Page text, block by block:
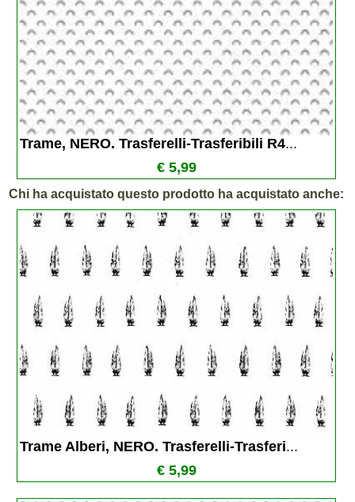
Trame, NERO. Trasferelli-Trasferibili R4...
€ 5,99
Chi ha acquistato questo prodotto ha acquistato anche:
Trame Alberi, NERO. Trasferelli-Trasferi...
€ 5,99